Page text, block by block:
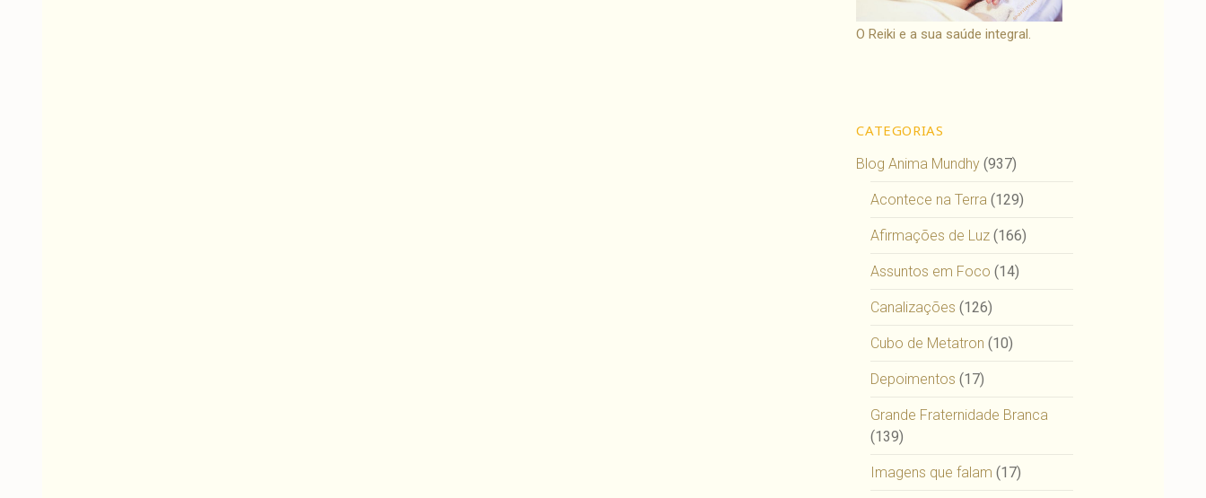
O Reiki e a sua saúde integral.
CATEGORIAS
Blog Anima Mundhy (937)
Acontece na Terra (129)
Afirmações de Luz (166)
Assuntos em Foco (14)
Canalizações (126)
Cubo de Metatron (10)
Depoimentos (17)
Grande Fraternidade Branca
(139)
Imagens que falam (17)